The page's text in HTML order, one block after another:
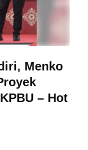
Menko
– Hot